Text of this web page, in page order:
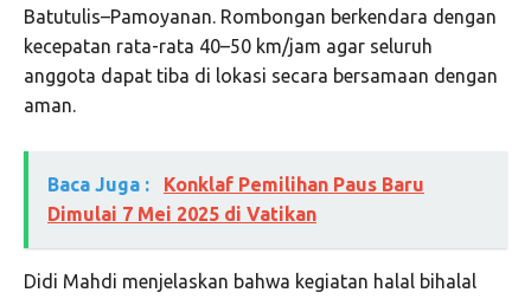
Batutulis–Pamoyanan. Rombongan berkendara dengan
kecepatan rata-rata 40–50 km/jam agar seluruh
anggota dapat tiba di lokasi secara bersamaan dengan
aman.
Baca Juga :
Konklaf Pemilihan Paus Baru
Dimulai 7 Mei 2025 di Vatikan
Didi Mahdi menjelaskan bahwa kegiatan halal bihalal